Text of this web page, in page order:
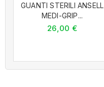
GUANTI STERILI ANSELL
MEDI-GRIP...
26,00 €